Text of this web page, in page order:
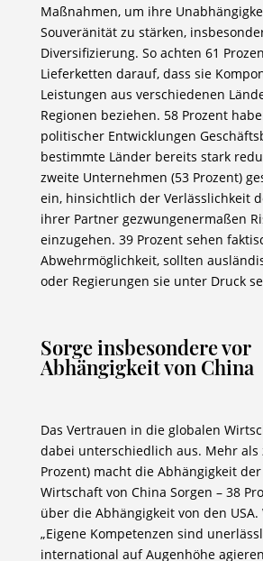
Maßnahmen, um ihre
Souveränität zu stärken,
Diversifizierung. So achten 61
Lieferketten darauf, dass sie
Leistungen aus verschiedenen
Regionen beziehen. 58 Prozent
politischer Entwicklungen
bestimmte Länder bereits stark
zweite Unternehmen (53 Prozent)
ein, hinsichtlich der Verlässlichkeit
ihrer Partner gezwungenermaßen
einzugehen. 39 Prozent sehen
Abwehrmöglichkeit, sollten
oder Regierungen sie unter Druck
Sorge insbesondere vor
Abhängigkeit von China
Das Vertrauen in die globalen
dabei unterschiedlich aus. Mehr als
Prozent) macht die Abhängigkeit
Wirtschaft von China Sorgen – 38
über die Abhängigkeit von den
„Eigene Kompetenzen sind
international auf Augenhöhe